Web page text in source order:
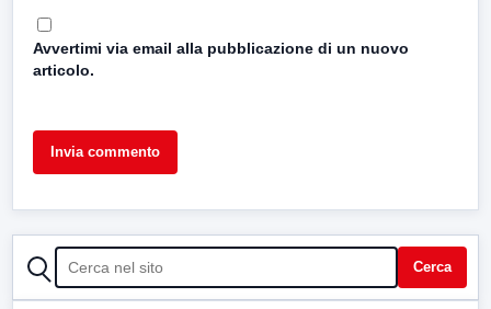
Avvertimi via email alla pubblicazione di un nuovo
articolo.
CERCA Cerca